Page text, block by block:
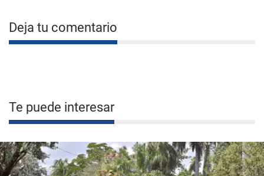
Deja tu comentario
Te puede interesar